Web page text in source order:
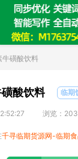
磺酸饮料
酸饮料 临期
浏览：
千寻临期货源网-临期